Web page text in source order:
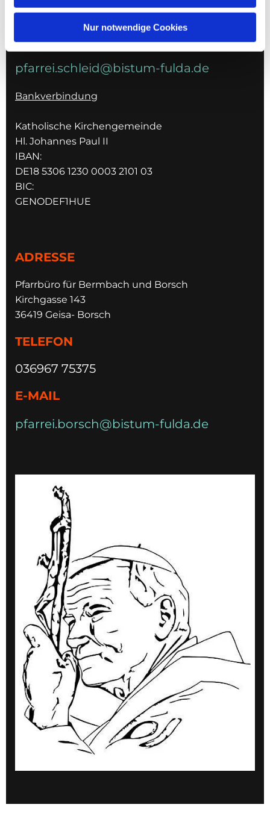
Nur notwendige Cookies
036967 596795
E-MAIL
pfarrei.schleid@bistum-fulda.de
Bankverbindung
Katholische Kirchengemeinde
Hl. Johannes Paul II
IBAN:
DE18 5306 1230 0003 2101 03
BIC:
GENODEF1HUE
ADRESSE
Pfarrbüro für Bermbach und Borsch
Kirchgasse 143
36419 Geisa- Borsch
TELEFON
036967 75375
E-MAIL
pfarrei.borsch@bistum-fulda.de